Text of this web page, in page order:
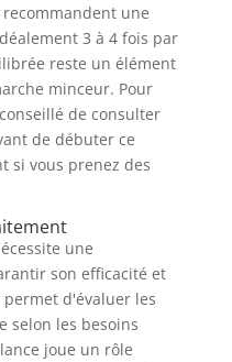
une
3 à 4 fois par
reste un élément
minceur. Pour
de consulter
de débuter ce
si vous prenez des
une
son efficacité et
d'évaluer les
selon les besoins
joue un rôle